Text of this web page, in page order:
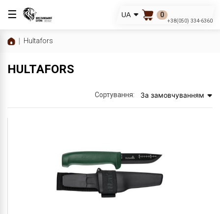
☰ UA 0
+38(050) 334-6360
Hultafors
HULTAFORS
Сортування: За замовчуванням